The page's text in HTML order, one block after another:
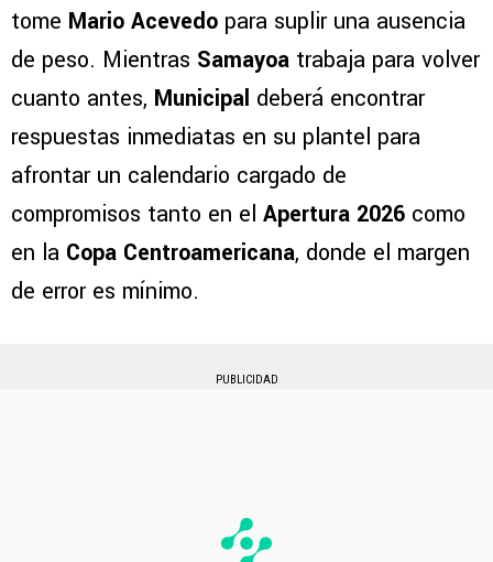
tome Mario Acevedo para suplir una ausencia
de peso. Mientras Samayoa trabaja para volver
cuanto antes, Municipal deberá encontrar
respuestas inmediatas en su plantel para
afrontar un calendario cargado de
compromisos tanto en el Apertura 2026 como
en la Copa Centroamericana, donde el margen
de error es mínimo.
PUBLICIDAD